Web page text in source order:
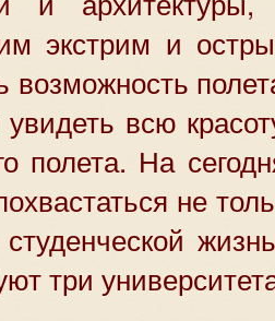
экстрим и
возможность
всю
полета. На
не
три